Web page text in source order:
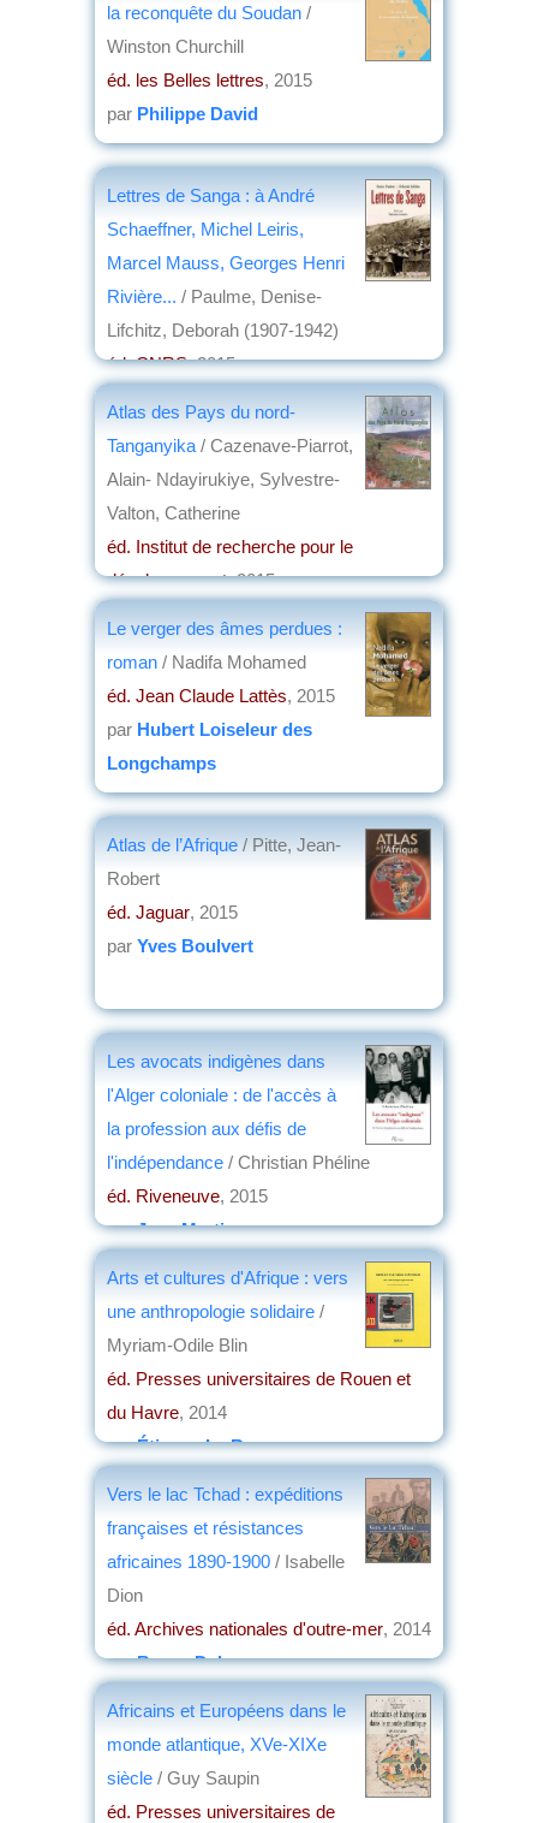
la reconquête du Soudan /
Winston Churchill
éd. les Belles lettres, 2015
par Philippe David
Lettres de Sanga : à André
Schaeffner, Michel Leiris,
Marcel Mauss, Georges Henri
Rivière... / Paulme, Denise-
Lifchitz, Deborah (1907-1942)
éd. CNRS, 2015
Atlas des Pays du nord-
Tanganyika / Cazenave-Piarrot,
Alain- Ndayirukiye, Sylvestre-
Valton, Catherine
éd. Institut de recherche pour le
développement, 2015
Le verger des âmes perdues :
roman / Nadifa Mohamed
éd. Jean Claude Lattès, 2015
par Hubert Loiseleur des
Longchamps
Atlas de l’Afrique / Pitte, Jean-
Robert
éd. Jaguar, 2015
par Yves Boulvert
Les avocats indigènes dans
l'Alger coloniale : de l'accès à
la profession aux défis de
l'indépendance / Christian Phéline
éd. Riveneuve, 2015
parJean Martin
Arts et cultures d'Afrique : vers
une anthropologie solidaire /
Myriam-Odile Blin
éd. Presses universitaires de Rouen et
du Havre, 2014
parÉtienne Le Roy
Vers le lac Tchad : expéditions
françaises et résistances
africaines 1890-1900 / Isabelle
Dion
éd. Archives nationales d'outre-mer, 2014
parBruno Delmas
Africains et Européens dans le
monde atlantique, XVe-XIXe
siècle / Guy Saupin
éd. Presses universitaires de